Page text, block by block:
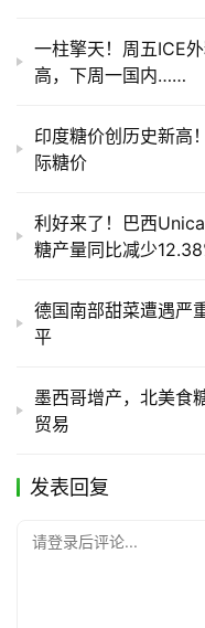
一柱擎天！周五ICE
高，下周一国内……
印度糖价创历史新高
际糖价
利好来了！巴西
糖产量同比减少
德国南部甜菜遭遇严
平
墨西哥增产，北美食
贸易
发表回复
请登录后评论...